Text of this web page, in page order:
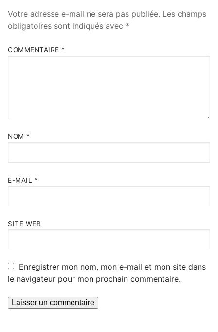
Votre adresse e-mail ne sera pas publiée. Les champs
obligatoires sont indiqués avec *
COMMENTAIRE *
NOM *
E-MAIL *
SITE WEB
Enregistrer mon nom, mon e-mail et mon site dans
le navigateur pour mon prochain commentaire.